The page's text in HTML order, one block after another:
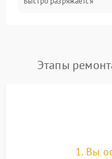
Этапы
1. Вы